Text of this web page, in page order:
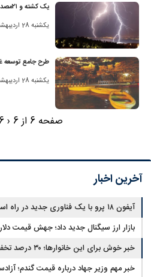
یک کشته و ۲۱‌مصدوم در پی وقوع طوفان و رعد و برق
یکشنبه 28 اردیبهشت 1404
طرح جامع توسعه
یکشنبه 28 اردیبهشت 1404
صفحه 6 از 6 ‹
آخرین اخبار
آیفون ۱۸ پرو با یک فناوری جدید در راه است؛ جزئیات گوشی جنجالی اپل
بازار ارز سیگنال جدید داد؛ جهش قیمت
خبر خوش برای این خانوارها؛ ۳۰ درصد تخفیف برق کلید خورد
خبر مهم وزیر جهاد درباره قیمت گندم؛